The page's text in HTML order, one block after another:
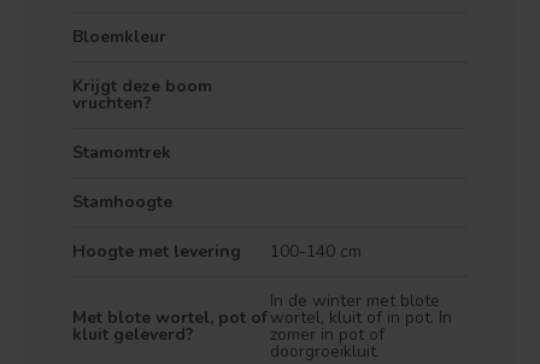
Bloemkleur
Krijgt deze boom
vruchten?
Stamomtrek
Stamhoogte
Hoogte met levering 100-140 cm
Met blote wortel, pot of
kluit geleverd?
In de winter met blote
wortel, kluit of in pot. In
zomer in pot of
doorgroeikluit.